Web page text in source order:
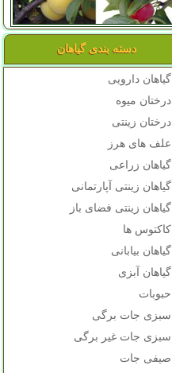
دسته بندی گیاهان
گیاهان دارویی
درختان میوه
درختان زینتی
علف های هرز
گیاهان زراعی
گیاهان زینتی آپارتمانی
گیاهان زینتی فضای باز
کاکتوس ها
گیاهان بیابانی
گیاهان آبزی
حبوبات
سبزی جات برگی
سبزی جات غیر برگی
صیفی جات